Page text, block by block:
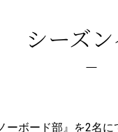
シーズ
ボード部』を2名